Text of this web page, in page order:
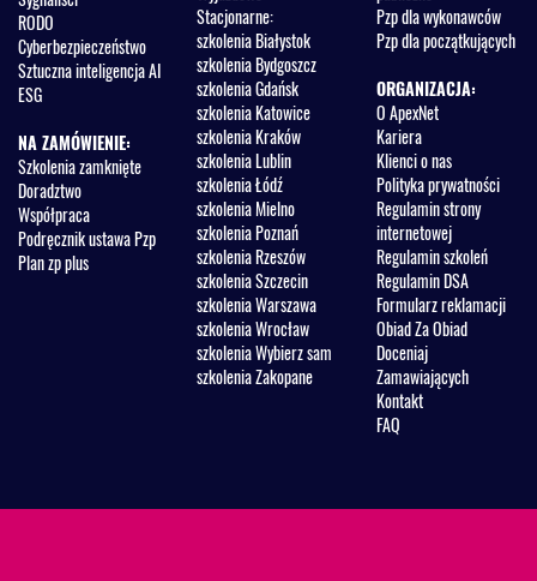
RODO
Cyberbezpieczeństwo
Sztuczna inteligencja AI
ESG
NA ZAMÓWIENIE:
Szkolenia zamknięte
Doradztwo
Współpraca
Podręcznik ustawa Pzp
Plan zp plus
Stacjonarne:
szkolenia Białystok
szkolenia Bydgoszcz
szkolenia Gdańsk
szkolenia Katowice
szkolenia Kraków
szkolenia Lublin
szkolenia Łódź
szkolenia Mielno
szkolenia Poznań
szkolenia Rzeszów
szkolenia Szczecin
szkolenia Warszawa
szkolenia Wrocław
szkolenia Wybierz sam
szkolenia Zakopane
Pzp dla wykonawców
Pzp dla początkujących
ORGANIZACJA:
O ApexNet
Kariera
Klienci o nas
Polityka prywatności
Regulamin strony
internetowej
Regulamin szkoleń
Regulamin DSA
Formularz reklamacji
Obiad Za Obiad
Doceniaj
Zamawiających
Kontakt
FAQ